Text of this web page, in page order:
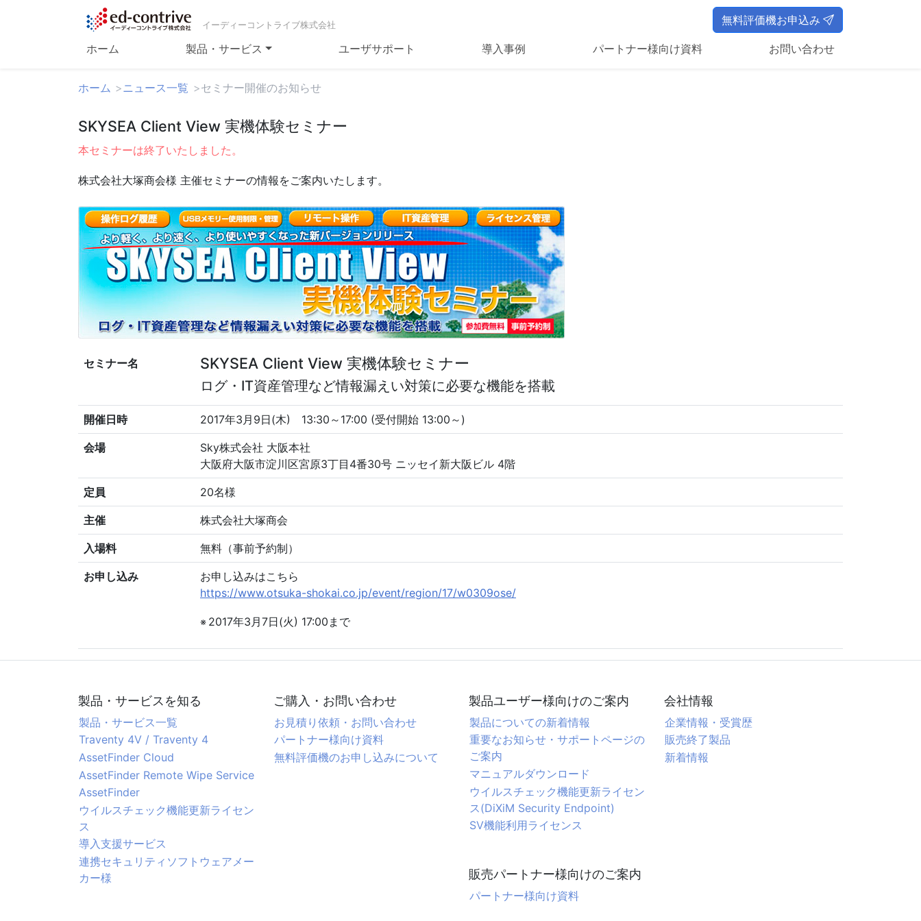
イーディーコントライブ株式会社 無料評価機お申込み
ホーム 製品・サービス ユーザサポート 導入事例 パートナー様向け資料 お問い合わせ
ホーム ニュース一覧 セミナー開催のお知らせ
SKYSEA Client View 実機体験セミナー
本セミナーは終了いたしました。
株式会社大塚商会様 主催セミナーの情報をご案内いたします。
セミナー名 SKYSEA Client View 実機体験セミナー
ログ・IT資産管理など情報漏えい対策に必要な機能を搭載
開催日時 2017年3月9日(木) 13:30～17:00 (受付開始 13:00～)
会場
Sky株式会社 大阪本社
大阪府大阪市淀川区宮原3丁目4番30号 ニッセイ新大阪ビル 4階
定員 20名様
主催 株式会社大塚商会
入場料 無料（事前予約制）
お申し込み
お申し込みはこちら
https://www.otsuka-shokai.co.jp/event/region/17/w0309ose/
2017年3月7日(火) 17:00まで
製品・サービスを知る
製品・サービス一覧
Traventy 4V / Traventy 4
AssetFinder Cloud
AssetFinder Remote Wipe Service
AssetFinder
ウイルスチェック機能更新ライセン
ス
導入支援サービス
連携セキュリティソフトウェアメー
カー様
ご購入・お問い合わせ
お見積り依頼・お問い合わせ
パートナー様向け資料
無料評価機のお申し込みについて
製品ユーザー様向けのご案内
製品についての新着情報
重要なお知らせ・サポートページの
ご案内
マニュアルダウンロード
ウイルスチェック機能更新ライセン
ス(DiXiM Security Endpoint)
SV機能利用ライセンス
販売パートナー様向けのご案内
パートナー様向け資料
会社情報
企業情報・受賞歴
販売終了製品
新着情報